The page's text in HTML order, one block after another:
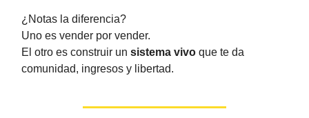
¿Notas la diferencia?
Uno es vender por vender.
El otro es construir un sistema vivo que te da
comunidad, ingresos y libertad.